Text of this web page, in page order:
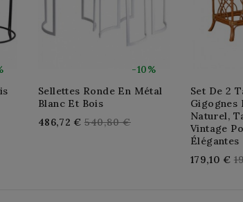
-10%
Sellettes Ronde En Métal
Blanc Et Bois
486,72 € Regular
540,80 €
Set De 2
Gigognes
Naturel,
Vintage
Élégantes
179,10 €